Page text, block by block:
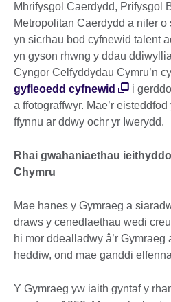
Mhrifysgol Caerdydd, Prifysgol
Metropolitan Caerdydd a nifer o
yn sicrhau bod cyfnewid talent
yn gyson rhwng y ddau
Cyngor Celfyddydau Cymru’n
gyfleoedd cyfnewid
i
a ffotograffwyr. Mae’r
ffynnu ar ddwy ochr yr Iwerydd.
Rhai gwahaniaethau
Chymru
Mae hanes y Gymraeg a
draws y cenedlaethau wedi
hi mor ddealladwy â’r
heddiw, ond mae ganddi
Y Gymraeg yw iaith gyntaf y